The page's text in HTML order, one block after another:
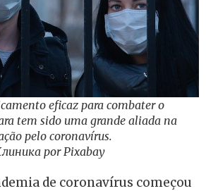
eficaz para combater o
tem sido uma grande aliada na
pelo coronavírus.
por Pixabay
de coronavírus começou